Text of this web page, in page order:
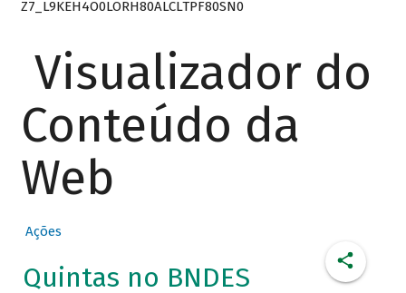
Z7_L9KEH4O0LORH80ALCLTPF80SN0
Visualizador do
Conteúdo da
Web
Ações
Quintas no BNDES